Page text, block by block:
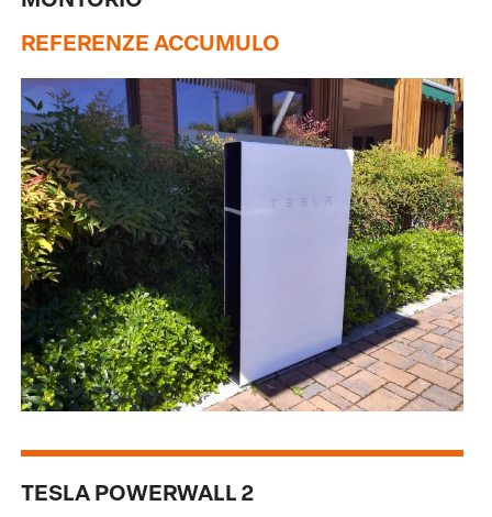
REFERENZE ACCUMULO
TESLA POWERWALL 2